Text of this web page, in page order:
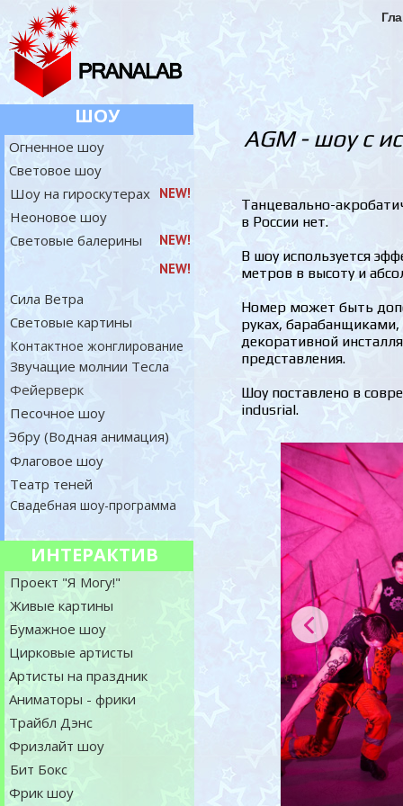
ШОУ
NEW!
NEW!
ИНТЕРАКТИВ
NEW!
Огненное шоу
Световое шоу
Песочное шоу
Фейерверк
Контактное жонглирование
Проект "Я Могу!"
Живые картины
Бумажное шоу
Цирковые артисты
Артисты на праздник
Трайбл Дэнс
Аниматоры - фрики
Фризлайт шоу
Бит Бокс
Фрик шоу
Световые картины
Сила Ветра
Звучащие молнии Тесла
Неоновое шоу
Флаговое шоу
Эбру (Водная анимация)
Театр теней
Свадебная шоу-программа
Световые балерины
Шоу на гироскутерах
AGM - шоу с
Танцевально-
в России нет.
В шоу используется
метров в высоту и
Номер может быть
руках,
декоративной
представления.
Шоу поставлено в
indusrial.